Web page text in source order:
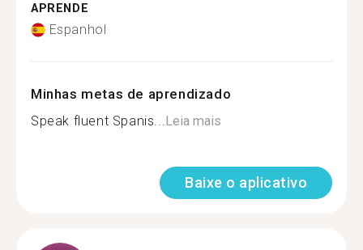
APRENDE
Espanhol
Minhas metas de aprendizado
Speak fluent Spanis...Leia mais
Baixe o aplicativo